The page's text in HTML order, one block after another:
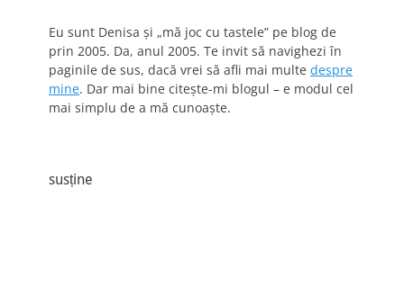
Eu sunt Denisa și „mă joc cu tastele” pe blog de
prin 2005. Da, anul 2005. Te invit să navighezi în
paginile de sus, dacă vrei să afli mai multe despre
mine. Dar mai bine citește-mi blogul – e modul cel
mai simplu de a mă cunoaște.
susține